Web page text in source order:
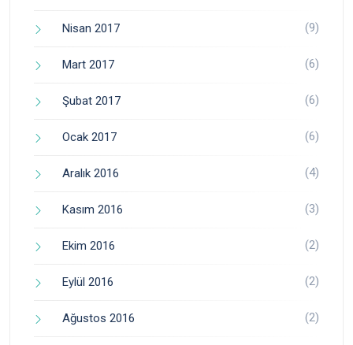
Nisan 2017 (9)
Mart 2017 (6)
Şubat 2017 (6)
Ocak 2017 (6)
Aralık 2016 (4)
Kasım 2016 (3)
Ekim 2016 (2)
Eylül 2016 (2)
Ağustos 2016 (2)